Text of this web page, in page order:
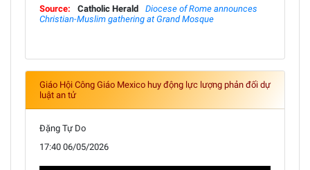
Source: Catholic Herald
Diocese of Rome announces
Christian-Muslim gathering at Grand Mosque
Giáo Hội Công Giáo Mexico huy động lực lượng phản đối dự
luật an tử
Đặng Tự Do
17:40 06/05/2026